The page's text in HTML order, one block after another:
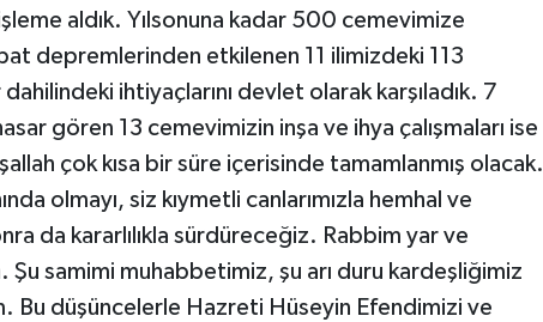
aldık. Yılsonuna kadar 500 cemevimize
depremlerinden etkilenen 11 ilimizdeki 113
ihtiyaçlarını devlet olarak karşıladık. 7
gören 13 cemevimizin inşa ve ihya çalışmaları ise
çok kısa bir süre içerisinde tamamlanmış olacak.
olmayı, siz kıymetli canlarımızla hemhal ve
da kararlılıkla sürdüreceğiz. Rabbim yar ve
Şu samimi muhabbetimiz, şu arı duru kardeşliğimiz
Bu düşüncelerle Hazreti Hüseyin Efendimizi ve